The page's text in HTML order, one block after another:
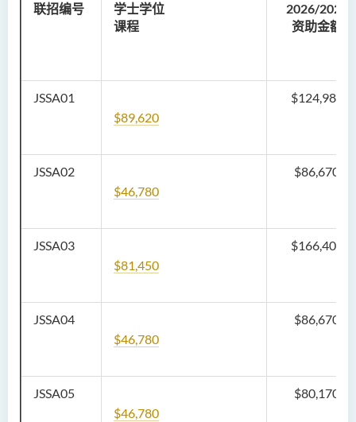
联招编号
学士学位
课程
2026/2027
资助金额
JSSA01
$89,620
$124,980
JSSA02
$46,780
$86,670
JSSA03
$81,450
$166,400
JSSA04
$46,780
$86,670
JSSA05
$46,780
$80,170